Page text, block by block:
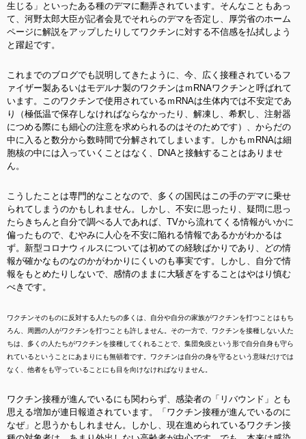
生じる」といったある種のデマに翻弄されています。そんなこともあっ
て、河野太郎大臣が記者会見でそれらのデマを否定し、厚労省のホーム
ページに解説をアップしたりしてワクチンに対する不信感を払拭しよう
と躍起です。
これまでのブログでも説明してきたように、今、広く接種されているフ
ァイザー製あるいはモデルナ製のワクチンはｍRNAワクチンと呼ばれて
います。このワクチンで使用されているｍRNAは生体内では不安定であ
り（極低温で保存しなければならなかったり、解凍し、希釈し、注射器
につめる際にも細心の注意を求められるのはそのためです）、からだの
中に入ると数分から数時間で分解されてしまいます。しかもｍRNAは細
胞核の中には入っていくことはなく、DNAと接触することはありませ
ん。
こうしたことは専門的なことなので、多くの国民はこの手のデマに乗せ
られてしまうのかもしれません。しかし、不安に思ったり、疑問に思っ
たらきちんと自分で調べる人であれば、TVから流れてくる情報がいかに
偏ったもので、むやみに人心を不安に陥れる情報であるかがわかるは
ず。新型コロナウィルスについては初めての経験ばかりであり、どの情
報が確かなものなのかがわかりにくいのも事実です。しかし、自分で情
報をもとめたりしないで、感情のままに大騒ぎをすることはやはり慎む
べきです。
ワクチンそのものに反対する人たちの多くは、自分や自分の家族がワクチンを打つことはもち
ろん、周囲の人がワクチンを打つことも許しません。その一方で、ワクチンを接種しない人た
ちは、多くの人たちがワクチンを接種してくれることで、集団免疫という形で自分自身も守ら
れているということにあまりにも無頓着です。ワクチンは自分の身を守るという意味だけでは
なく、他者をも守っていることにも目を向けなければなりません。
ワクチン接種が進んでいるにも関わらず、感染者の「リバウンド」とも
思える増加が連日報道されています。「ワクチン接種が進んでいるのに
なぜ」と思うかもしれません。しかし、現在進められているワクチン接